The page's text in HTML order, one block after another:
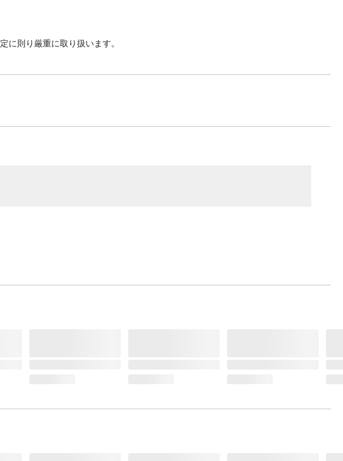
に則り厳重に取り扱います。